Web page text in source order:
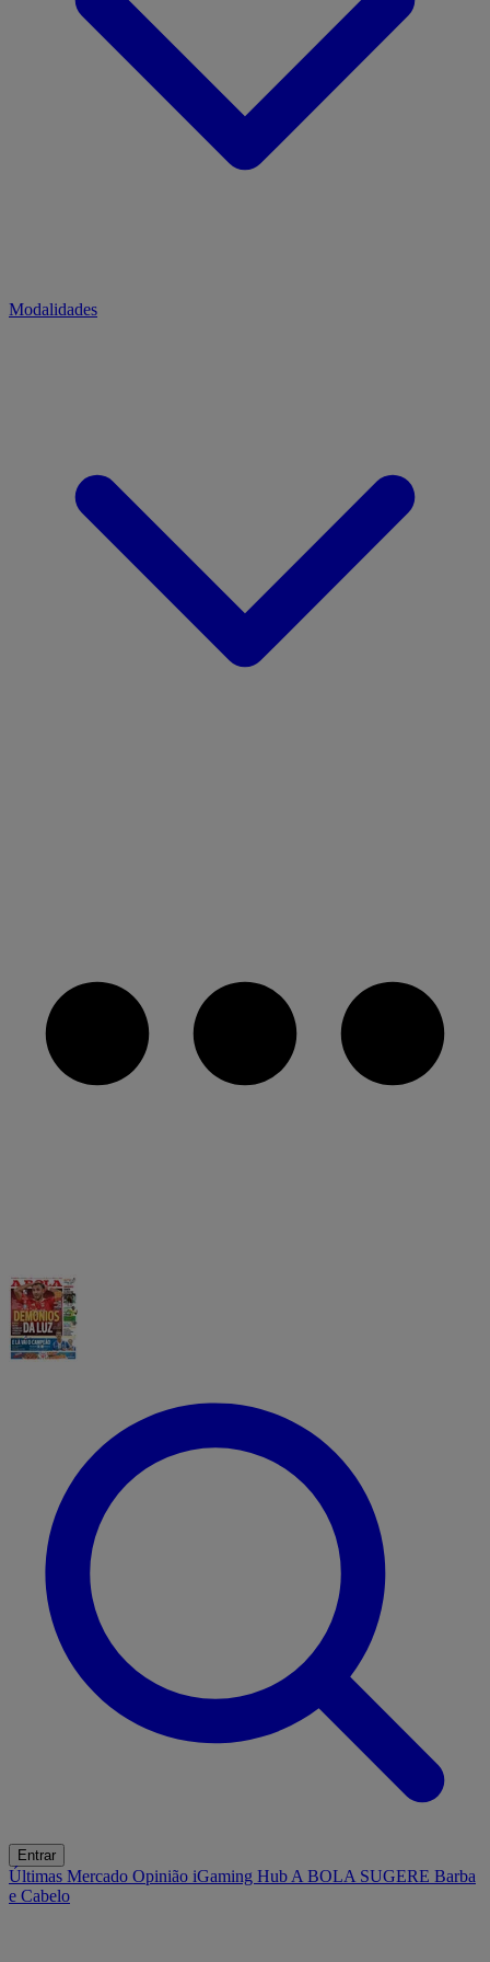
Modalidades
Entrar
Últimas Mercado Opinião iGaming Hub A BOLA SUGERE Barba
e Cabelo